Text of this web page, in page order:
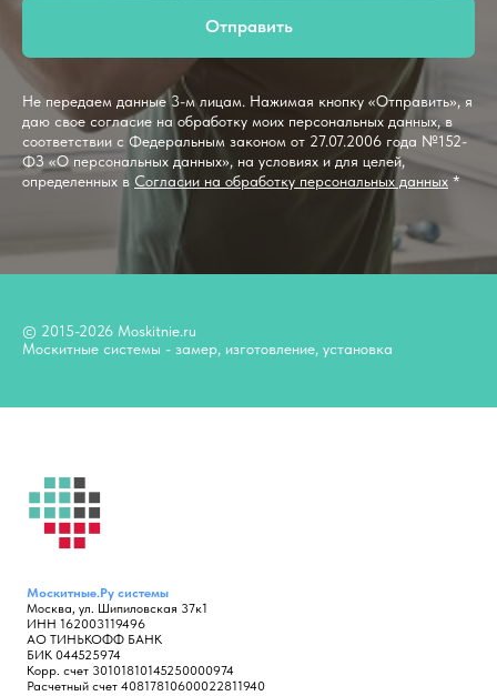
Отправить
Не передаем данные 3-м лицам. Нажимая кнопку «Отправить», я
даю свое согласие на обработку моих персональных данных, в
соответствии с Федеральным законом от 27.07.2006 года №152-
ФЗ «О персональных данных», на условиях и для целей,
определенных в Согласии на обработку персональных данных *
© 2015-2026 Moskitnie.ru
Москитные системы - замер, изготовление, установка
Москитные.Ру системы
Москва, ул. Шипиловская 37к1
ИНН 162003119496
АО ТИНЬКОФФ БАНК
БИК 044525974
Корр. счет 30101810145250000974
Расчетный счет 40817810600022811940